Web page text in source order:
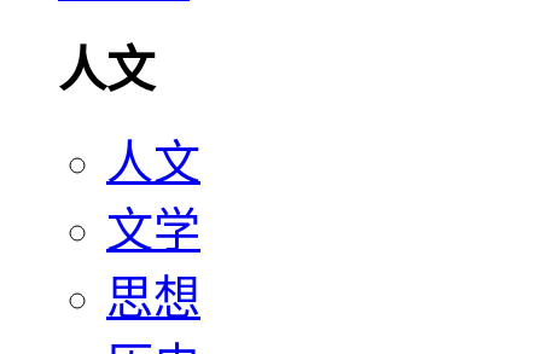
人文
人文
文学
思想